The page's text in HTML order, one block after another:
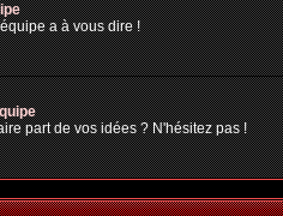
a à vous dire !
part de vos idées ? N'hésitez pas !